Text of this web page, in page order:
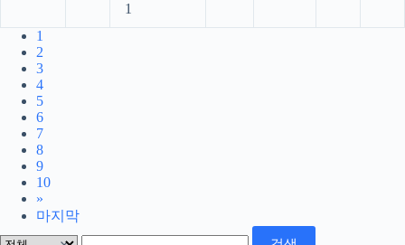
1
1
2
3
4
5
6
7
8
9
10
»
마지막